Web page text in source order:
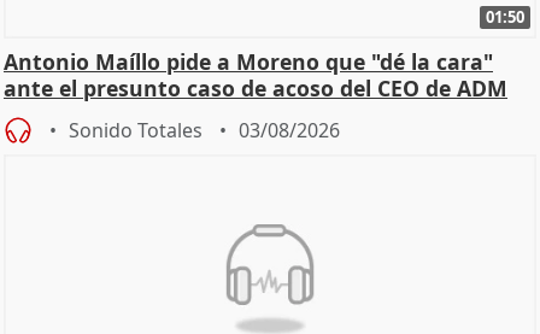
01:50
Antonio Maíllo pide a Moreno que "dé la cara"
ante el presunto caso de acoso del CEO de ADM
Sonido Totales 03/08/2026